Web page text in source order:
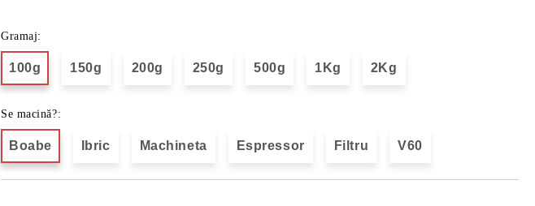
Gramaj:
100g 150g 200g 250g 500g 1Kg 2Kg
Se macină?:
Boabe Ibric Machineta Espressor Filtru V60